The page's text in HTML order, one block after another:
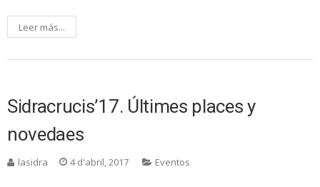
Leer más...
Sidracrucis’17. Últimes places y
novedaes
lasidra 4 d'abril, 2017 Eventos